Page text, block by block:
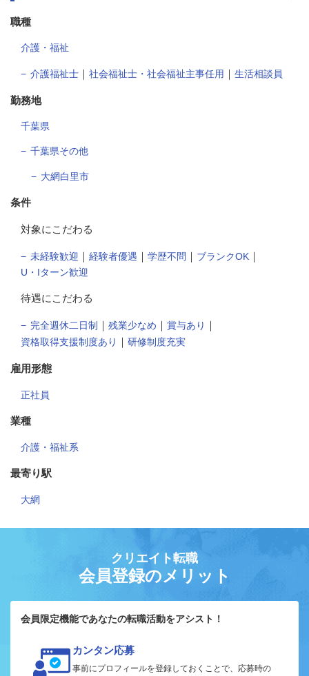
職種
介護・福祉
介護福祉士 ｜ 社会福祉士・社会福祉主事任用 ｜ 生活相談員
勤務地
千葉県
千葉県その他
大網白里市
条件
対象にこだわる
未経験歓迎 ｜ 経験者優遇 ｜ 学歴不問 ｜ ブランクOK ｜
U・Iターン歓迎
待遇にこだわる
完全週休二日制 ｜ 残業少なめ ｜ 賞与あり ｜
資格取得支援制度あり ｜ 研修制度充実
雇用形態
正社員
業種
介護・福祉系
最寄り駅
大網
クリエイト転職
会員登録のメリット
会員限定機能であなたの転職活動をアシスト！
カンタン応募
事前にプロフィールを登録しておくことで、応募時の